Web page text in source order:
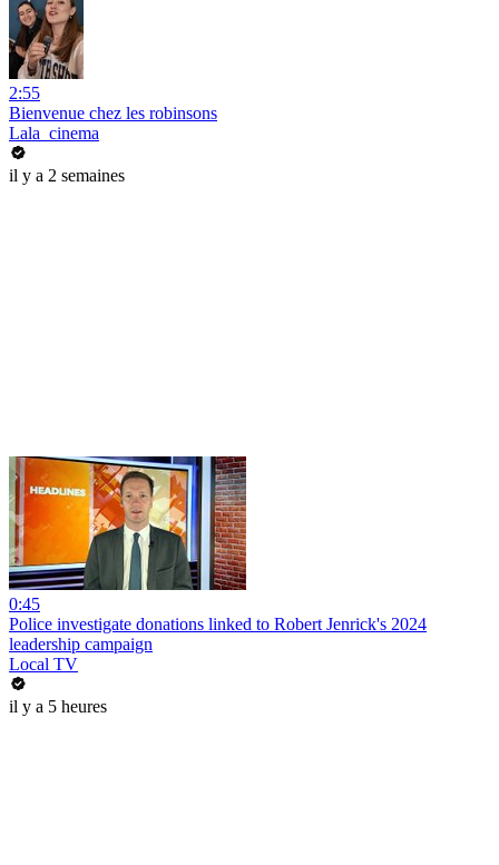
2:55
Bienvenue chez les robinsons
Lala_cinema
il y a 2 semaines
0:45
Police investigate donations linked to Robert Jenrick's 2024
leadership campaign
Local TV
il y a 5 heures